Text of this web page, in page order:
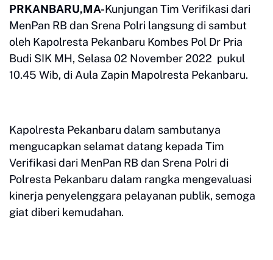
PRKANBARU,MA-Kunjungan Tim Verifikasi dari
MenPan RB dan Srena Polri langsung di sambut
oleh Kapolresta Pekanbaru Kombes Pol Dr Pria
Budi SIK MH, Selasa 02 November 2022 pukul
10.45 Wib, di Aula Zapin Mapolresta Pekanbaru.
Kapolresta Pekanbaru dalam sambutanya
mengucapkan selamat datang kepada Tim
Verifikasi dari MenPan RB dan Srena Polri di
Polresta Pekanbaru dalam rangka mengevaluasi
kinerja penyelenggara pelayanan publik, semoga
giat diberi kemudahan.